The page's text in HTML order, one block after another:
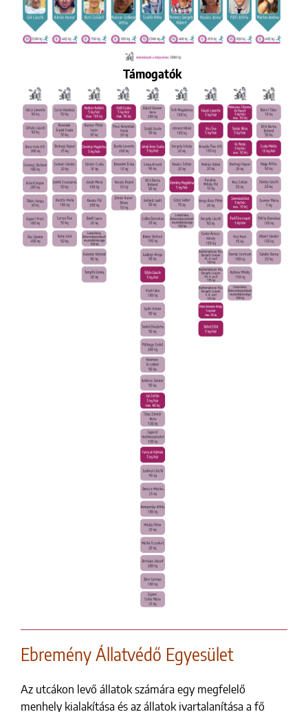
Támogatók
Ebremény Állatvédő Egyesület
Az utcákon levő állatok számára egy megfelelő
menhely kialakítása és az állatok ivartalanítása a fő